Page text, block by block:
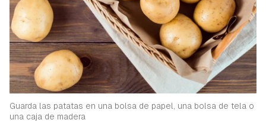
Guarda las patatas en una bolsa de papel, una bolsa de tela o
una caja de madera